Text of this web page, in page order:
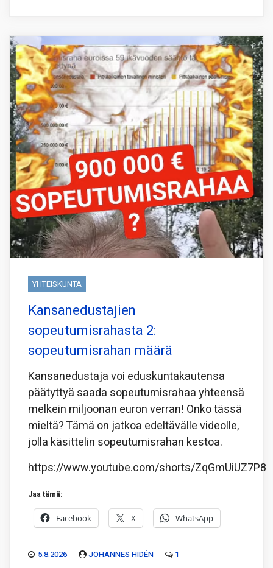
YHTEISKUNTA
Kansanedustajien
sopeutumisrahasta 2:
sopeutumisrahan määrä
Kansanedustaja voi eduskuntakautensa
päätyttyä saada sopeutumisrahaa yhteensä
melkein miljoonan euron verran! Onko tässä
mieltä? Tämä on jatkoa edeltävälle videolle,
jolla käsittelin sopeutumisrahan kestoa.
https://www.youtube.com/shorts/ZqGmUiUZ7P8
Jaa tämä:
Facebook X WhatsApp
5.8.2026 JOHANNES HIDÉN 1